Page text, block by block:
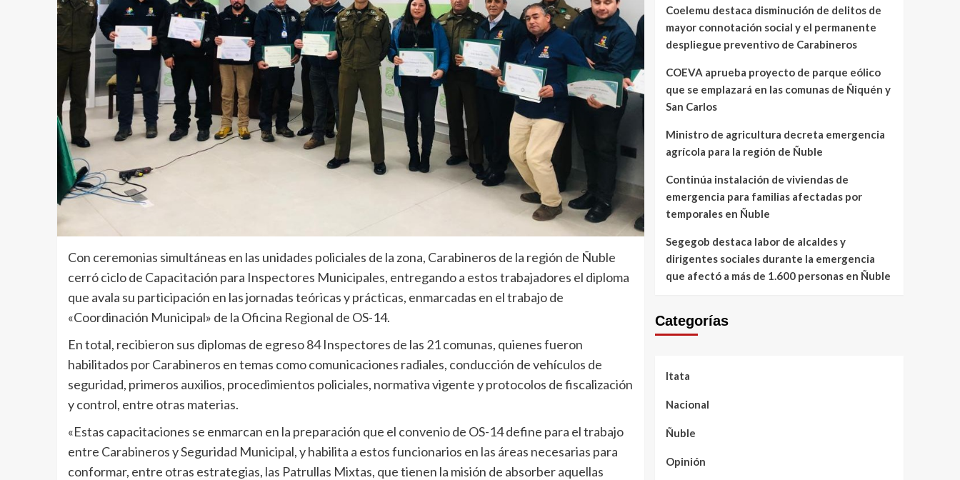
Con ceremonias simultáneas en las unidades policiales de la zona, Carabineros de la región de Ñuble
cerró ciclo de Capacitación para Inspectores Municipales, entregando a estos trabajadores el diploma
que avala su participación en las jornadas teóricas y prácticas, enmarcadas en el trabajo de
«Coordinación Municipal» de la Oficina Regional de OS-14.
En total, recibieron sus diplomas de egreso 84 Inspectores de las 21 comunas, quienes fueron
habilitados por Carabineros en temas como comunicaciones radiales, conducción de vehículos de
seguridad, primeros auxilios, procedimientos policiales, normativa vigente y protocolos de fiscalización
y control, entre otras materias.
«Estas capacitaciones se enmarcan en la preparación que el convenio de OS-14 define para el trabajo
entre Carabineros y Seguridad Municipal, y habilita a estos funcionarios en las áreas necesarias para
conformar, entre otras estrategias, las Patrullas Mixtas, que tienen la misión de absorber aquellas
Coelemu destaca disminución de delitos de
mayor connotación social y el permanente
despliegue preventivo de Carabineros
COEVA aprueba proyecto de parque eólico
que se emplazará en las comunas de Ñiquén y
San Carlos
Ministro de agricultura decreta emergencia
agrícola para la región de Ñuble
Continúa instalación de viviendas de
emergencia para familias afectadas por
temporales en Ñuble
Segegob destaca labor de alcaldes y
dirigentes sociales durante la emergencia
que afectó a más de 1.600 personas en Ñuble
Categorías
Itata
Nacional
Ñuble
Opinión